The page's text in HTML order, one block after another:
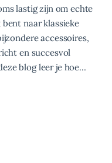
lastig zijn om echte
naar klassieke
accessoires,
en succesvol
blog leer je hoe…